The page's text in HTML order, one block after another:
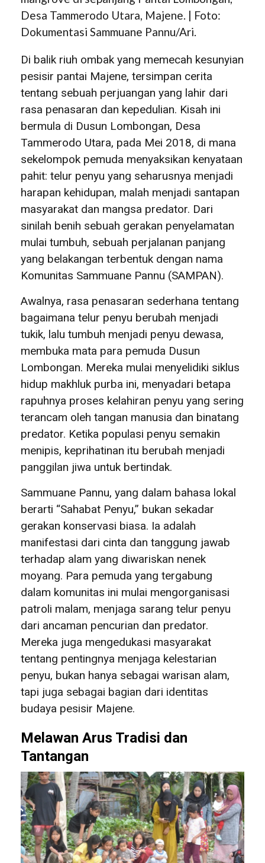
Desa Tammerodo Utara, Majene. | Foto:
Dokumentasi Sammuane Pannu/Ari.
Di balik riuh ombak yang memecah kesunyian
pesisir pantai Majene, tersimpan cerita
tentang sebuah perjuangan yang lahir dari
rasa penasaran dan kepedulian. Kisah ini
bermula di Dusun Lombongan, Desa
Tammerodo Utara, pada Mei 2018, di mana
sekelompok pemuda menyaksikan kenyataan
pahit: telur penyu yang seharusnya menjadi
harapan kehidupan, malah menjadi santapan
masyarakat dan mangsa predator. Dari
sinilah benih sebuah gerakan penyelamatan
mulai tumbuh, sebuah perjalanan panjang
yang belakangan terbentuk dengan nama
Komunitas Sammuane Pannu (SAMPAN).
Awalnya, rasa penasaran sederhana tentang
bagaimana telur penyu berubah menjadi
tukik, lalu tumbuh menjadi penyu dewasa,
membuka mata para pemuda Dusun
Lombongan. Mereka mulai menyelidiki siklus
hidup makhluk purba ini, menyadari betapa
rapuhnya proses kelahiran penyu yang sering
terancam oleh tangan manusia dan binatang
predator. Ketika populasi penyu semakin
menipis, keprihatinan itu berubah menjadi
panggilan jiwa untuk bertindak.
Sammuane Pannu, yang dalam bahasa lokal
berarti “Sahabat Penyu,” bukan sekadar
gerakan konservasi biasa. Ia adalah
manifestasi dari cinta dan tanggung jawab
terhadap alam yang diwariskan nenek
moyang. Para pemuda yang tergabung
dalam komunitas ini mulai mengorganisasi
patroli malam, menjaga sarang telur penyu
dari ancaman pencurian dan predator.
Mereka juga mengedukasi masyarakat
tentang pentingnya menjaga kelestarian
penyu, bukan hanya sebagai warisan alam,
tapi juga sebagai bagian dari identitas
budaya pesisir Majene.
Melawan Arus Tradisi dan
Tantangan